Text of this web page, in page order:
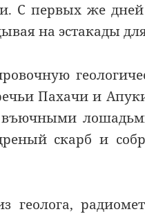
С первых же дней
на эстакады
Пахачи и
скарб и